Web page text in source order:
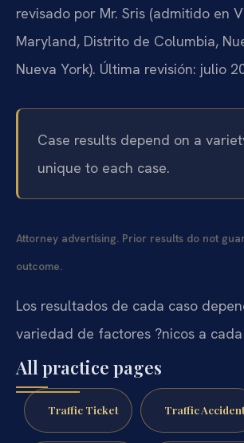
revisado por Mr. Sris (admitido en
Maryland, Distrito de Columbia,
Nueva York). Última revisión: julio
Case results depend on a
unique to each case.
Attorney advertising. Prior results do not
outcome.
Los resultados de cada caso
variedad de factores ?nicos a cada
All practice pages
Traffic Ticket Traffic